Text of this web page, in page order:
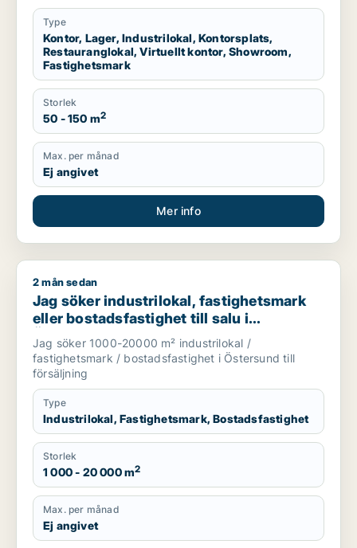
Type
Kontor, Lager, Industrilokal, Kontorsplats,
Restauranglokal, Virtuellt kontor, Showroom,
Fastighetsmark
Storlek
50 - 150 m2
Max. per månad
Ej angivet
Mer info
Jag söker industrilokal, fastighetsmark eller
2 mån sedan
Jag söker industrilokal, fastighetsmark
eller bostadsfastighet till salu i
Östersund
Jag söker 1000-20000 m² industrilokal /
fastighetsmark / bostadsfastighet i Östersund till
försäljning
Type
Industrilokal, Fastighetsmark, Bostadsfastighet
Storlek
1 000 - 20 000 m2
Max. per månad
Ej angivet